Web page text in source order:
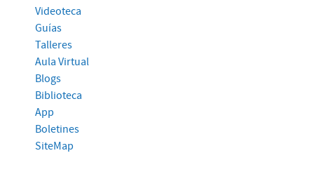
Videoteca
Guías
Talleres
Aula Virtual
Blogs
Biblioteca
App
Boletines
SiteMap